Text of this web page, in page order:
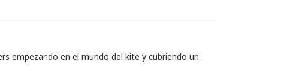
empezando en el mundo del kite y cubriendo un